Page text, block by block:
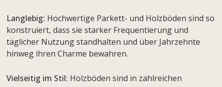
Langlebig: Hochwertige Parkett- und Holzböden sind so
konstruiert, dass sie starker Frequentierung und
täglicher Nutzung standhalten und über Jahrzehnte
hinweg ihren Charme bewahren.
Vielseitig im Stil: Holzböden sind in zahlreichen